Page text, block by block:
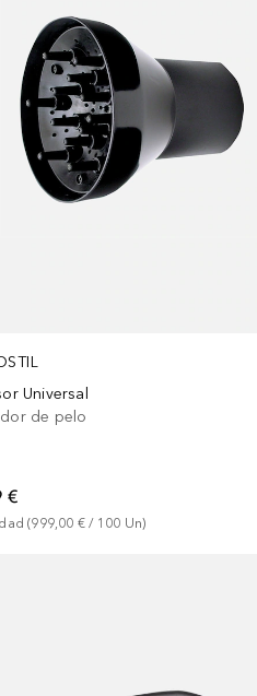
Universal
de pelo
€
(999,00 € / 100 Un)